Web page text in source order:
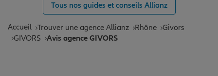
Tous nos guides et conseils Allianz
Accueil Trouver une agence Allianz Rhône Givors
GIVORS
Avis agence GIVORS